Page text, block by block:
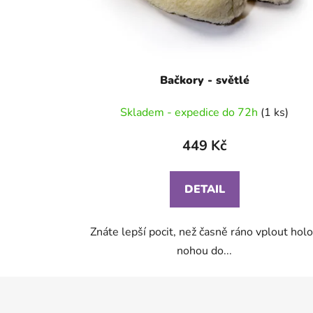
Bačkory - světlé
Skladem - expedice do 72h (1 ks)
449 Kč
DETAIL
Znáte lepší pocit, než časně ráno vplout
nohou do...